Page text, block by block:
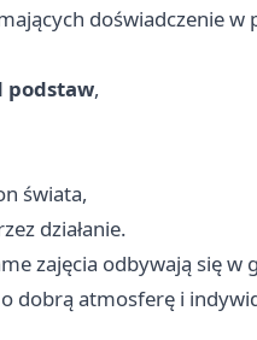
doświadczenie w
podstaw,
świata,
działanie.
zajęcia odbywają się w
o dobrą atmosferę i